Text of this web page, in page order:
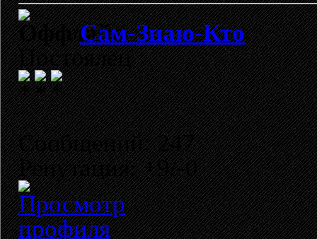
Сам-Знаю-Кто
Постоялец
Сообщений: 247
Репутация: +9/-0